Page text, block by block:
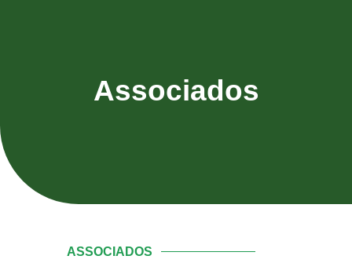
Associados
ASSOCIADOS